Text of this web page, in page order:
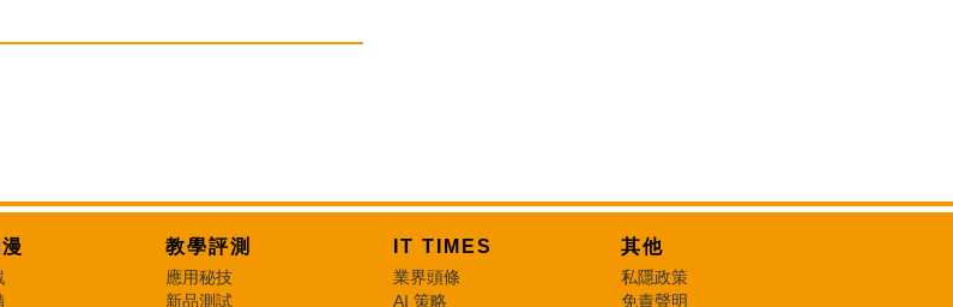
教學評測
應用秘技
新品測試
IT TIMES
業界頭條
AI 策略
其他
私隱政策
免責聲明